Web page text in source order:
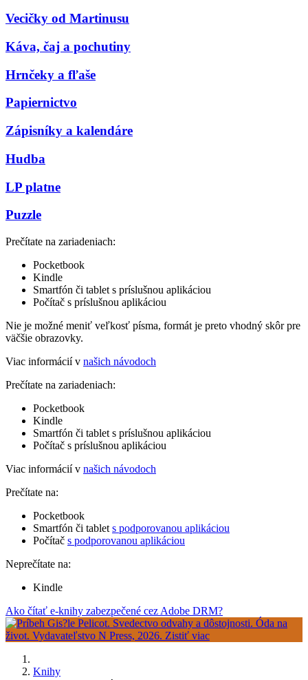
Vecičky od Martinusu
Káva, čaj a pochutiny
Hrnčeky a fľaše
Papiernictvo
Zápisníky a kalendáre
Hudba
LP platne
Puzzle
Prečítate na zariadeniach:
Pocketbook
Kindle
Smartfón či tablet s príslušnou aplikáciou
Počítač s príslušnou aplikáciou
Nie je možné meniť veľkosť písma, formát je preto vhodný skôr pre
väčšie obrazovky.
Viac informácií v našich návodoch
Prečítate na zariadeniach:
Pocketbook
Kindle
Smartfón či tablet s príslušnou aplikáciou
Počítač s príslušnou aplikáciou
Viac informácií v našich návodoch
Prečítate na:
Pocketbook
Smartfón či tablet s podporovanou aplikáciou
Počítač s podporovanou aplikáciou
Neprečítate na:
Kindle
Ako čítať e-knihy zabezpečené cez Adobe DRM?
Knihy